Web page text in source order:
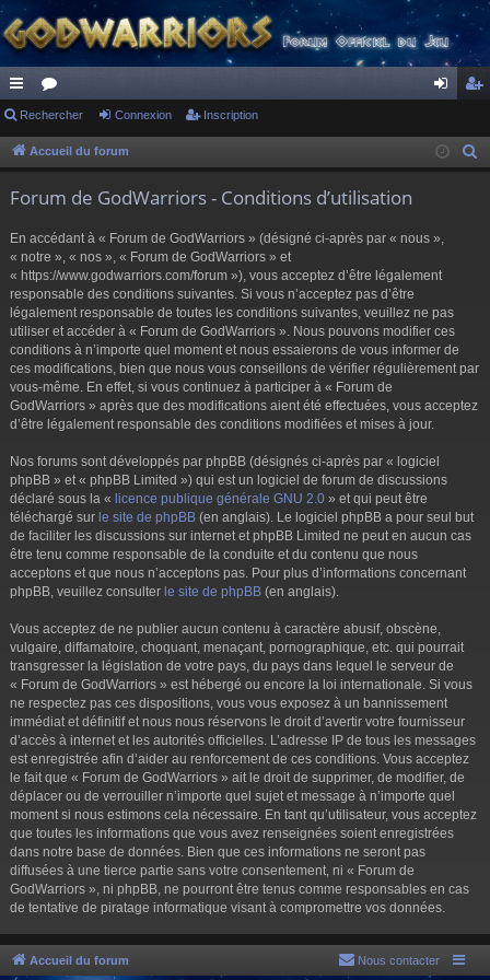
ac
co
s
or
u ne cri
Rechercher Connexion Inscription
Accueil du forum
Forum de GodWarriors - Conditions d’utilisation
En accédant à « Forum de GodWarriors » (désigné ci-après par « nous »,
« notre », « nos », « Forum de GodWarriors » et
« https://www.godwarriors.com/forum »), vous acceptez d’être légalement
responsable des conditions suivantes. Si vous n’acceptez pas d’être
légalement responsable de toutes les conditions suivantes, veuillez ne pas
utiliser et accéder à « Forum de GodWarriors ». Nous pouvons modifier ces
conditions à n’importe quel moment et nous essaierons de vous informer de
ces modifications, bien que nous vous conseillons de vérifier régulièrement par
vous-même. En effet, si vous continuez à participer à « Forum de
GodWarriors » après que des modifications aient été effectuées, vous acceptez
d’être légalement responsable des conditions modifiées et mises à jour.
Nos forums sont développés par phpBB (désignés ci-après par « logiciel
phpBB » et « phpBB Limited ») qui est un logiciel de forum de discussions
déclaré sous la « licence publique générale GNU 2.0 » et qui peut être
téléchargé sur le site de phpBB (en anglais). Le logiciel phpBB a pour seul but
de faciliter les discussions sur internet et phpBB Limited ne peut en aucun cas
être tenu comme responsable de la conduite et du contenu que nous
acceptons et que nous n’acceptons pas. Pour plus d’informations concernant
phpBB, veuillez consulter le site de phpBB (en anglais).
Vous acceptez de ne publier aucun contenu à caractère abusif, obscène,
vulgaire, diffamatoire, choquant, menaçant, pornographique, etc. qui pourrait
transgresser la législation de votre pays, du pays dans lequel le serveur de
« Forum de GodWarriors » est hébergé ou encore la loi internationale. Si vous
ne respectez pas ces dispositions, vous vous exposez à un bannissement
immédiat et définitif et nous nous réservons le droit d’avertir votre fournisseur
d’accès à internet et les autorités officielles. L’adresse IP de tous les messages
est enregistrée afin d’aider au renforcement de ces conditions. Vous acceptez
le fait que « Forum de GodWarriors » ait le droit de supprimer, de modifier, de
déplacer ou de verrouiller n’importe quel sujet et message à n’importe quel
moment si nous estimons cela nécessaire. En tant qu’utilisateur, vous acceptez
que toutes les informations que vous avez renseignées soient enregistrées
dans notre base de données. Bien que ces informations ne seront pas
diffusées à une tierce partie sans votre consentement, ni « Forum de
GodWarriors », ni phpBB, ne pourront être tenus comme responsables en cas
de tentative de piratage informatique visant à compromettre vos données.
Accueil du forum Nous contacter